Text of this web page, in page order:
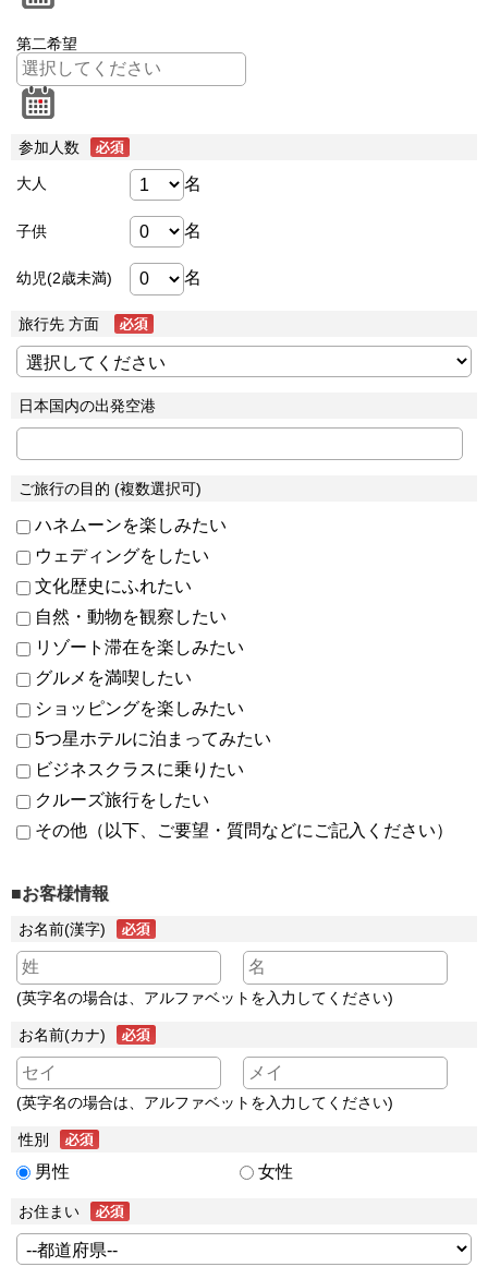
第二希望
参加人数
大人 名
子供 名
幼児(2歳未満) 名
旅行先 方面
日本国内の出発空港
ご旅行の目的 (複数選択可)
ハネムーンを楽しみたい
ウェディングをしたい
文化歴史にふれたい
自然・動物を観察したい
リゾート滞在を楽しみたい
グルメを満喫したい
ショッピングを楽しみたい
5つ星ホテルに泊まってみたい
ビジネスクラスに乗りたい
クルーズ旅行をしたい
その他（以下、ご要望・質問などにご記入ください）
■お客様情報
お名前(漢字)
(英字名の場合は、アルファベットを入力してください)
お名前(カナ)
(英字名の場合は、アルファベットを入力してください)
性別
男性 女性
お住まい